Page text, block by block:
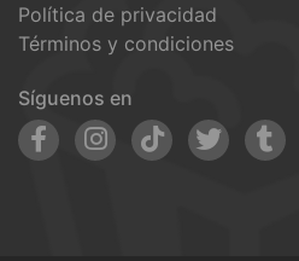
Política de privacidad
Términos y condiciones
Síguenos en